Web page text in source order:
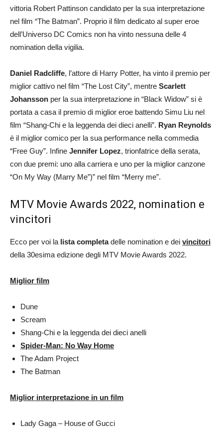
vittoria Robert Pattinson candidato per la sua interpretazione
nel film “The Batman”. Proprio il film dedicato al super eroe
dell’Universo DC Comics non ha vinto nessuna delle 4
nomination della vigilia.
Daniel Radcliffe, l’attore di Harry Potter, ha vinto il premio per
miglior cattivo nel film “The Lost City”, mentre Scarlett
Johansson per la sua interpretazione in “Black Widow” si è
portata a casa il premio di miglior eroe battendo Simu Liu nel
film “Shang-Chi e la leggenda dei dieci anelli”. Ryan Reynolds
è il miglior comico per la sua performance nella commedia
“Free Guy”. Infine Jennifer Lopez, trionfatrice della serata,
con due premi: uno alla carriera e uno per la miglior canzone
“On My Way (Marry Me”)” nel film “Merry me”.
MTV Movie Awards 2022, nomination e
vincitori
Ecco per voi la lista completadelle nomination e dei vincitori
della 30esima edizione degli MTV Movie Awards 2022.
Miglior film
Dune
Scream
Shang-Chi e la leggenda dei dieci anelli
Spider-Man: No Way Home
The Adam Project
The Batman
Miglior interpretazione in un film
Lady Gaga – House of Gucci